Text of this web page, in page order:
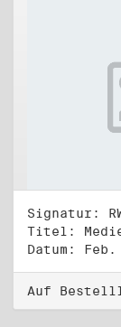
Signatur:
Titel:
Datum:
Auf